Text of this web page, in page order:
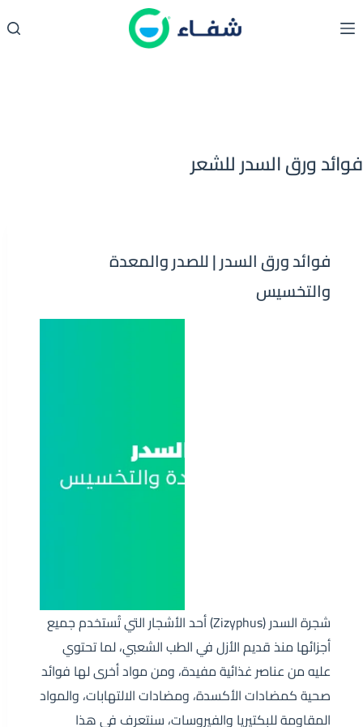
إلى
فوائد ورق السدر للشعر
فوائد ورق السدر | للصدر والمعدة
والتخسيس
شجرة السدر (Zizyphus) أحد الأشجار التي تُستخدم جميع
أجزائها منذ قديم الأزل في الطب الشعبي، لما تحتوي
عليه من عناصر غذائية مفيدة، ومن مواد أخرى لها فوائد
صحية كمضادات الأكسدة، ومضادات الالتهابات، والمواد
المقاومة للبكتيريا والفيروسات، سنتعرف في هذا